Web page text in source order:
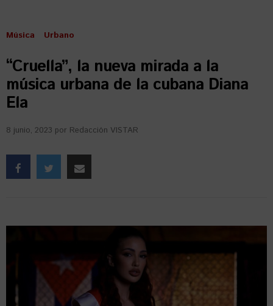
Música Urbano
“Cruella”, la nueva mirada a la
música urbana de la cubana Diana
Ela
8 junio, 2023 por Redacción VISTAR